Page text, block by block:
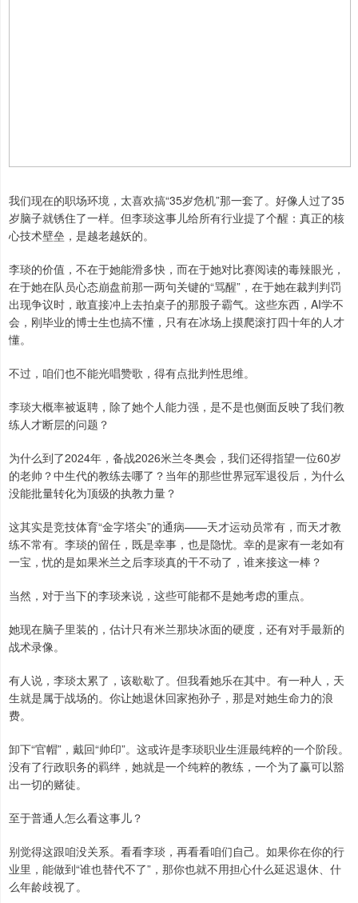
我们现在的职场环境，太喜欢搞“35岁危机”那一套了。好像人过了35
岁脑子就锈住了一样。但李琰这事儿给所有行业提了个醒：真正的核
心技术壁垒，是越老越妖的。
李琰的价值，不在于她能滑多快，而在于她对比赛阅读的毒辣眼光，
在于她在队员心态崩盘前那一两句关键的“骂醒”，在于她在裁判判罚
出现争议时，敢直接冲上去拍桌子的那股子霸气。这些东西，AI学不
会，刚毕业的博士生也搞不懂，只有在冰场上摸爬滚打四十年的人才
懂。
不过，咱们也不能光唱赞歌，得有点批判性思维。
李琰大概率被返聘，除了她个人能力强，是不是也侧面反映了我们教
练人才断层的问题？
为什么到了2024年，备战2026米兰冬奥会，我们还得指望一位60岁
的老帅？中生代的教练去哪了？当年的那些世界冠军退役后，为什么
没能批量转化为顶级的执教力量？
这其实是竞技体育“金字塔尖”的通病——天才运动员常有，而天才教
练不常有。李琰的留任，既是幸事，也是隐忧。幸的是家有一老如有
一宝，忧的是如果米兰之后李琰真的干不动了，谁来接这一棒？
当然，对于当下的李琰来说，这些可能都不是她考虑的重点。
她现在脑子里装的，估计只有米兰那块冰面的硬度，还有对手最新的
战术录像。
有人说，李琰太累了，该歇歇了。但我看她乐在其中。有一种人，天
生就是属于战场的。你让她退休回家抱孙子，那是对她生命力的浪
费。
卸下“官帽”，戴回“帅印”。这或许是李琰职业生涯最纯粹的一个阶段。
没有了行政职务的羁绊，她就是一个纯粹的教练，一个为了赢可以豁
出一切的赌徒。
至于普通人怎么看这事儿？
别觉得这跟咱没关系。看看李琰，再看看咱们自己。如果你在你的行
业里，能做到“谁也替代不了”，那你也就不用担心什么延迟退休、什
么年龄歧视了。